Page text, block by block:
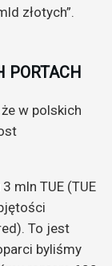
złotych”.
PORTACH
w polskich
mln TUE (TUE
To jest
byliśmy